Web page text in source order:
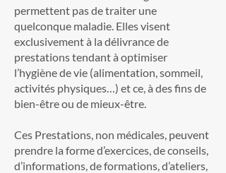
permettent pas de traiter une
quelconque maladie. Elles visent
exclusivement à la délivrance de
prestations tendant à optimiser
l’hygiène de vie (alimentation, sommeil,
activités physiques…) et ce, à des fins de
bien-être ou de mieux-être.
Ces Prestations, non médicales, peuvent
prendre la forme d’exercices, de conseils,
d’informations, de formations, d’ateliers,